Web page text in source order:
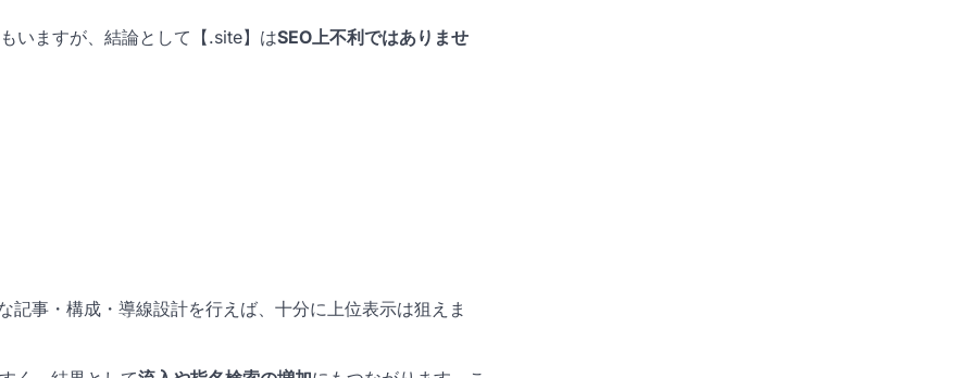
いますが、結論として【.site】はSEO上不利ではありませ
事・構成・導線設計を行えば、十分に上位表示は狙えま